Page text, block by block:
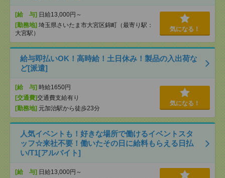
[給 与] 日給13,000円～
[勤務地] 埼玉県さいたま市大宮区錦町（最寄り駅：
大宮駅）
気になる！
給与即払いOK！高時給！土日休み！製品の入出荷な
ど[派遣]
[給 与] 時給1650円
[交通費]交通費支給有り
[勤務地] 元加治駅から徒歩23分
気になる！
人気イベントも！好きな場所で働けるイベントスタ
ッフ☆来社不要！働いたその日に給料もらえる日払
い/T1[アルバイト]
[給 与] 日給13,000円～